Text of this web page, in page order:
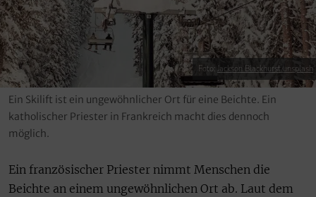
Foto: Jackson Blackhurst/unsplash
Ein Skilift ist ein ungewöhnlicher Ort für eine Beichte. Ein
katholischer Priester in Frankreich macht dies dennoch
möglich.
Ein französischer Priester nimmt Menschen die
Beichte an einem ungewöhnlichen Ort ab. Laut dem